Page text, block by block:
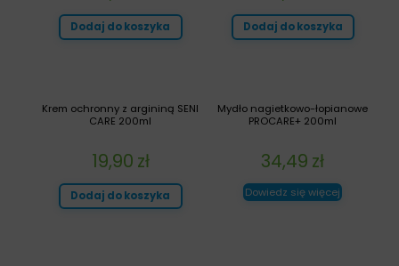
Dodaj do koszyka
Dodaj do koszyka
Mydło nagietkowo-łopianowe
PROCARE+ 200ml
34,49 zł
Dowiedz się więcej
Krem ochronny z argininą SENI
CARE 200ml
19,90 zł
Dodaj do koszyka